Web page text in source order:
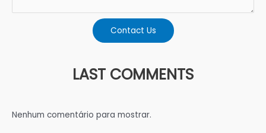
Contact Us
LAST COMMENTS
Nenhum comentário para mostrar.